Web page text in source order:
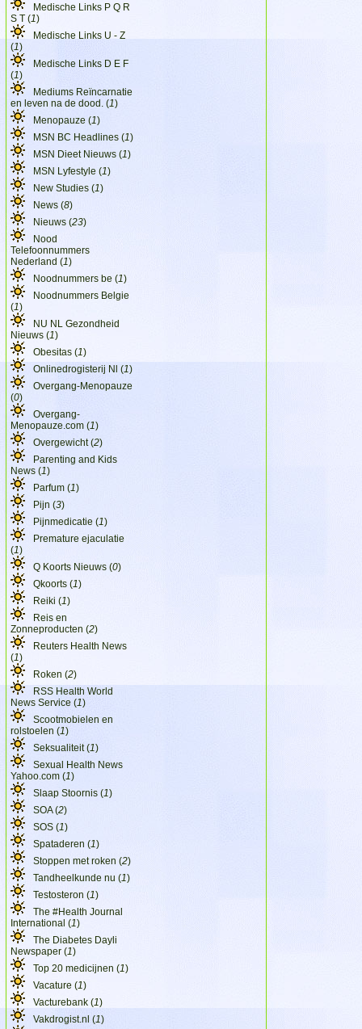
Medische Links P Q R
S T (1)
Medische Links U - Z
(1)
Medische Links D E F
(1)
Mediums Reïncarnatie
en leven na de dood. (1)
Menopauze (1)
MSN BC Headlines (1)
MSN Dieet Nieuws (1)
MSN Lyfestyle (1)
New Studies (1)
News (8)
Nieuws (23)
Nood
Telefoonnummers
Nederland (1)
Noodnummers be (1)
Noodnummers Belgie
(1)
NU NL Gezondheid
Nieuws (1)
Obesitas (1)
Onlinedrogisterij Nl (1)
Overgang-Menopauze
(0)
Overgang-
Menopauze.com (1)
Overgewicht (2)
Parenting and Kids
News (1)
Parfum (1)
Pijn (3)
Pijnmedicatie (1)
Premature ejaculatie
(1)
Q Koorts Nieuws (0)
Qkoorts (1)
Reiki (1)
Reis en
Zonneproducten (2)
Reuters Health News
(1)
Roken (2)
RSS Health World
News Service (1)
Scootmobielen en
rolstoelen (1)
Seksualiteit (1)
Sexual Health News
Yahoo.com (1)
Slaap Stoornis (1)
SOA (2)
SOS (1)
Spataderen (1)
Stoppen met roken (2)
Tandheelkunde nu (1)
Testosteron (1)
The #Health Journal
International (1)
The Diabetes Dayli
Newspaper (1)
Top 20 medicijnen (1)
Vacature (1)
Vacturebank (1)
Vakdrogist.nl (1)